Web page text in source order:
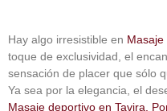
Hay algo irresistible en Masaje
toque de exclusividad, el
sensación de placer que sólo
Ya sea por la elegancia, el
Masaje deportivo en Tavira,